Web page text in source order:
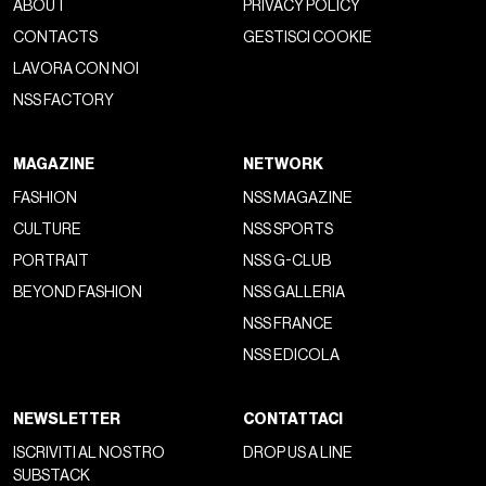
ABOUT
CONTACTS
LAVORA CON NOI
NSS FACTORY
PRIVACY POLICY
GESTISCI COOKIE
MAGAZINE
FASHION
CULTURE
PORTRAIT
BEYOND FASHION
NETWORK
NSS MAGAZINE
NSS SPORTS
NSS G-CLUB
NSS GALLERIA
NSS FRANCE
NSS EDICOLA
NEWSLETTER
ISCRIVITI AL NOSTRO
SUBSTACK
CONTATTACI
DROP US A LINE